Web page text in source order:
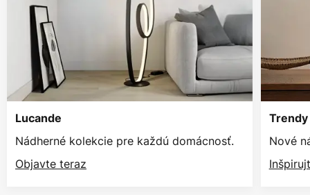
Lucande
Nádherné kolekcie pre každú domácnosť.
Objavte teraz
Nové